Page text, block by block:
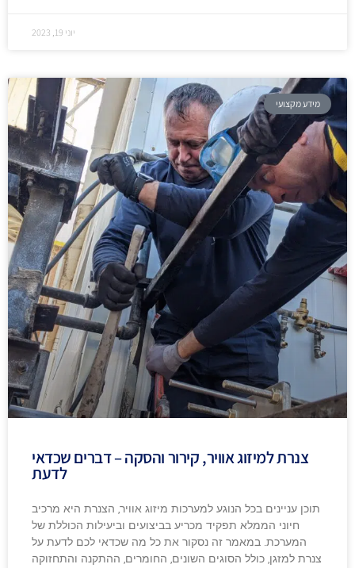
יוני 19, 2023
מידע מקצועי
צנרת למיזוג אוויר, קירור והסקה – דברים שכדאי
לדעת
תוכן עניינים בכל הנוגע למערכות מיזוג אוויר, הצנרת היא מרכיב
חיוני הממלא תפקיד מכריע בביצועים וביעילות הכוללת של
המערכת. במאמר זה נסקור את כל מה שכדאי לכם לדעת על
צנרת למזגן, כולל הסוגים השונים, החומרים, ההתקנה והתחזוקה